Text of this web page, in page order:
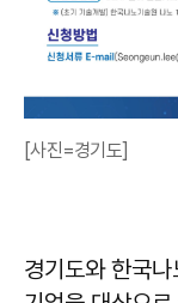
[사진=경기도]
경기도와 한국